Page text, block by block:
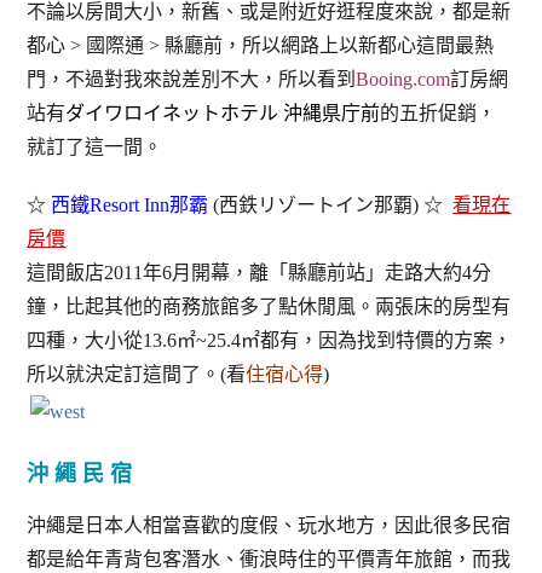
不論以房間大小，新舊、或是附近好逛程度來說，都是新
都心 > 國際通 > 縣廳前，所以網路上以新都心這間最熱
門，不過對我來說差別不大，所以看到Booing.com訂房網
站有ダイワロイネットホテル 沖縄県庁前的五折促銷，
就訂了這一間。
☆ 西鐵Resort Inn那霸 (西鉄リゾートイン那覇) ☆看現在
房價
這間飯店2011年6月開幕，離「縣廳前站」走路大約4分
鐘，比起其他的商務旅館多了點休閒風。兩張床的房型有
四種，大小從13.6㎡~25.4㎡都有，因為找到特價的方案，
所以就決定訂這間了。(看住宿心得)
沖 繩 民 宿
沖繩是日本人相當喜歡的度假、玩水地方，因此很多民宿
都是給年青背包客潛水、衝浪時住的平價青年旅館，而我